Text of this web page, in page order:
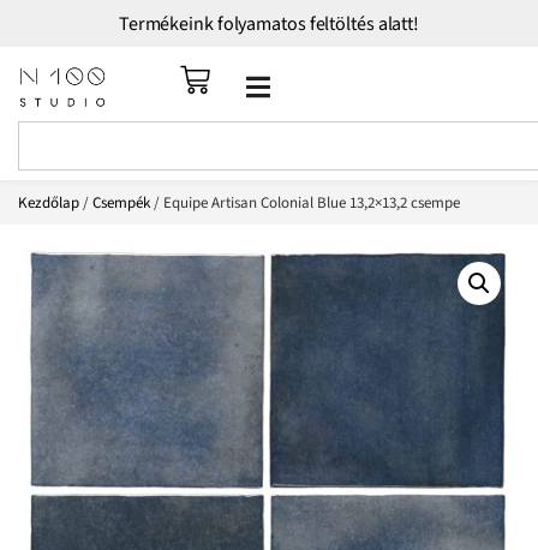
Termékeink folyamatos feltöltés alatt!
Kezdőlap/Csempék/ Equipe Artisan Colonial Blue 13,2×13,2 csempe